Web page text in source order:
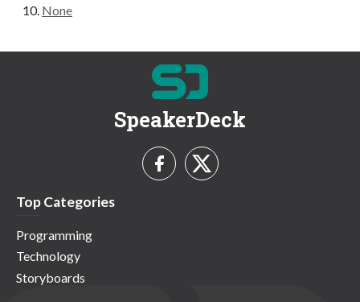
None
SpeakerDeck
Top Categories
Programming
Technology
Storyboards